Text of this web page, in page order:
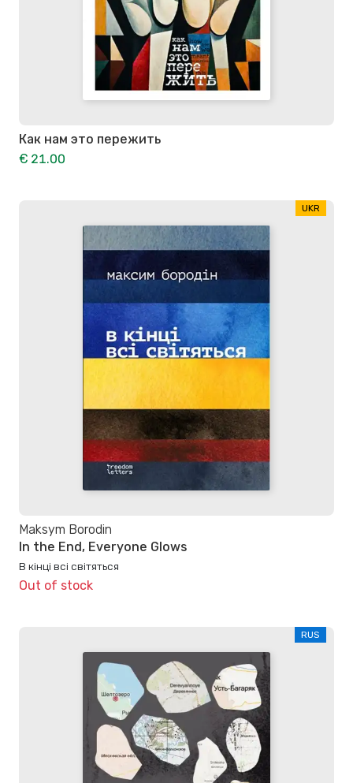
Как нам это пережить
€ 21.00
UKR
Maksym Borodin
In the End, Everyone Glows
В кінці всі світяться
Out of stock
RUS